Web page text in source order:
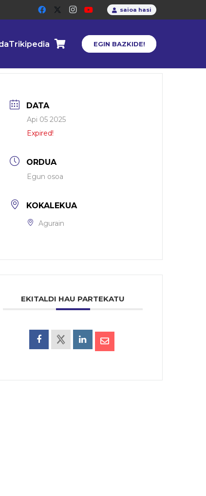
saioa hasi
Trikipedia EGIN BAZKIDE!
DATA
Api 05 2025
Expired!
ORDUA
Egun osoa
KOKALEKUA
Agurain
EKITALDI HAU PARTEKATU